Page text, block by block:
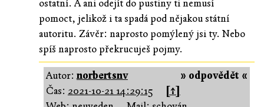
ostatní. A ani odejít do pustiny ti nemusí
pomoct, jelikož i ta spadá pod nějakou státní
autoritu. Závěr: naprosto pomýlený jsi ty. Nebo
spíš naprosto překrucuješ pojmy.
» odpovědět «
Autor:norbertsnv
Čas: 2021-10-21 14:29:15
[↑]